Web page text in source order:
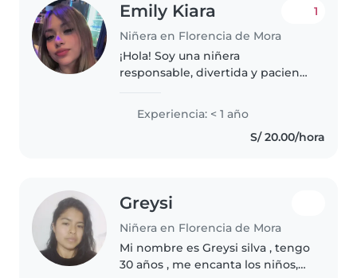
Emily Kiara
Niñera en Florencia de Mora
1
¡Hola! Soy una niñera
responsable, divertida y paciente
niños en edad preescolar y
escolar. Tengo experiencia con
niños que tienen asma. Me
Experiencia: < 1 año
S/ 20.00/hora
Greysi
Niñera en Florencia de Mora
Mi nombre es Greysi silva , tengo
30 años , me encanta los niños,